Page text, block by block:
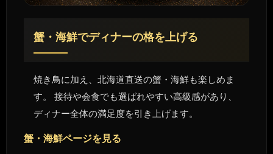
蟹・海鮮でディナーの格を上げる
焼き鳥に加え、北海道直送の蟹・海鮮も楽しめま
す。 接待や会食でも選ばれやすい高級感があり、
ディナー全体の満足度を引き上げます。
蟹・海鮮ページを見る